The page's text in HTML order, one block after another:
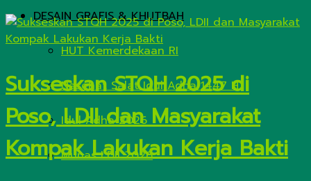
DESAIN GRAFIS & KHUTBAH
HUT Kemerdekaan RI
Nasehat Salat Idul Adha 1447 H
Idul Adha 2026
Munas LDII 2026
Sukseskan STQH 2025 di
Poso, LDII dan Masyarakat
Kompak Lakukan Kerja Bakti